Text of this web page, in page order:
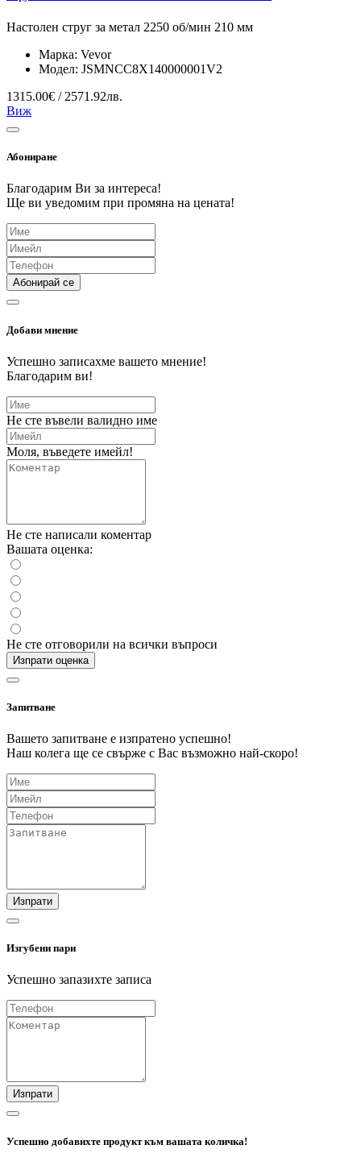
Настолен струг за метал 2250 об/мин 210 мм
Марка: Vevor
Модел: JSMNCC8X140000001V2
1315.00€ / 2571.92лв.
Виж
Абониране
Благодарим Ви за интереса!
Ще ви уведомим при промяна на цената!
Абонирай се
Добави мнение
Успешно записахме вашето мнение!
Благодарим ви!
Не сте въвели валидно име
Моля, въведете имейл!
Не сте написали коментар
Вашата оценка:
Не сте отговорили на всички въпроси
Изпрати оценка
Запитване
Вашето запитване е изпратено успешно!
Наш колега ще се свърже с Вас възможно най-скоро!
Изпрати
Изгубени пари
Успешно запазихте записа
Изпрати
Успешно добавихте продукт към вашата количка!